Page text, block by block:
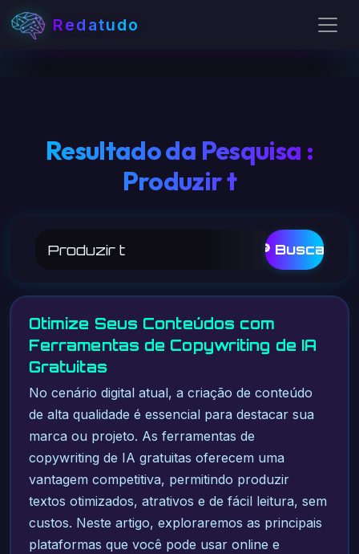
Redatudo
Resultado da Pesquisa :
Produzir t
🔎 Buscar
Otimize Seus Conteúdos com
Ferramentas de Copywriting de IA
Gratuitas
No cenário digital atual, a criação de conteúdo
de alta qualidade é essencial para destacar sua
marca ou projeto. As ferramentas de
copywriting de IA gratuitas oferecem uma
vantagem competitiva, permitindo produzir
textos otimizados, atrativos e de fácil leitura, sem
custos. Neste artigo, exploraremos as principais
plataformas que você pode usar online e